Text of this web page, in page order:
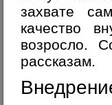
захвате
качество
возросло.
рассказам.